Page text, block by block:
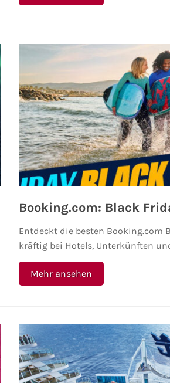
Booking.com: Black
Entdeckt die besten Booking.com
kräftig bei Hotels, Unterkünften
Mehr ansehen